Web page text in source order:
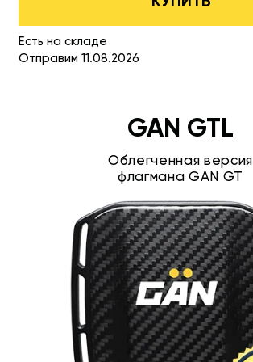
Есть на складе
Отправим 11.08.2026
GAN GTL
Облегченная версия
флагмана GAN GT